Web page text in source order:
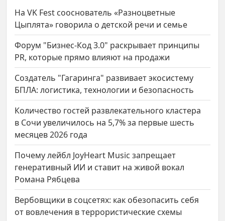
На VK Fest сооснователь «Разноцветные
Цыплята» говорила о детской речи и семье
Форум "Бизнес-Код 3.0" раскрывает принципы
PR, которые прямо влияют на продажи
Создатель "Гагаринга" развивает экосистему
БПЛА: логистика, технологии и безопасность
Количество гостей развлекательного кластера
в Сочи увеличилось на 5,7% за первые шесть
месяцев 2026 года
Почему лейбл JoyHeart Music запрещает
генеративный ИИ и ставит на живой вокал
Романа Рябцева
Вербовщики в соцсетях: как обезопасить себя
от вовлечения в террористические схемы